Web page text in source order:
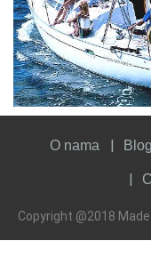
6
PERSON
2003
YEAR
3
CABINS
O nama Blog
Copyright @2018